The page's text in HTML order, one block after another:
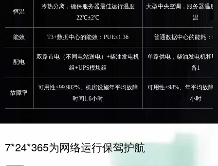
恒温
冷热分离，确保服务器最佳运行温度
22℃±2℃
大型中央空调，服务器温度
温
能效 T3+数据中心的能效：PUE≤1.36 普通数据中心的能耗：
配电
双路市电（不同电站送电）+柴油发电机
组+UPS模块组
单路供电，柴油发电机和
备1
故障率
可用性≥99.982%、机房设施年平均故障
时间1.6小时
可用性<98%、年平均故障
小时
7*24*365为网络运行保驾护航